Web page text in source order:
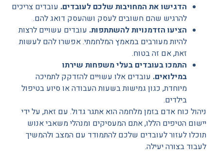
הדגישו את המחויבות שלכם לעובדים. עובדים צריכים
להרגיש שהם חשובים לעסק ושהעסק דואג להם.
הציעו הזדמנויות להשתתפות. עובדים עשויים לרצות
להיות מעורבים במאמץ המלחמתי. אפשרו להם לעשות
זאת, אם זה בטוח.
התמכו בעובדים בעלי משפחות שירתו
במילואים. עובדים אלו עשויים להזדקק לתמיכה
מיוחדת, כגון גמישות בשעות העבודה או סיוע בטיפול
בילדים.
ניהול כוח אדם בזמן מלחמה הוא אתגר גדול. עם זאת, על ידי
יישום הטיפים הללו, אתם המעסיקים ומנהלי משאבי אנוש
תוכלו לעזור לעובדים שלכם להתמודד עם המצב ולהמשיך
לעבוד בצורה יעילה.